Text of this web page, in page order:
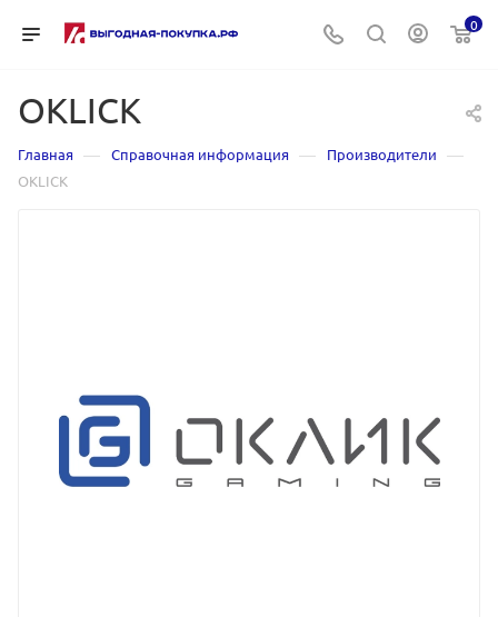
0
OKLICK
Главная — Справочная информация — Производители —
OKLICK